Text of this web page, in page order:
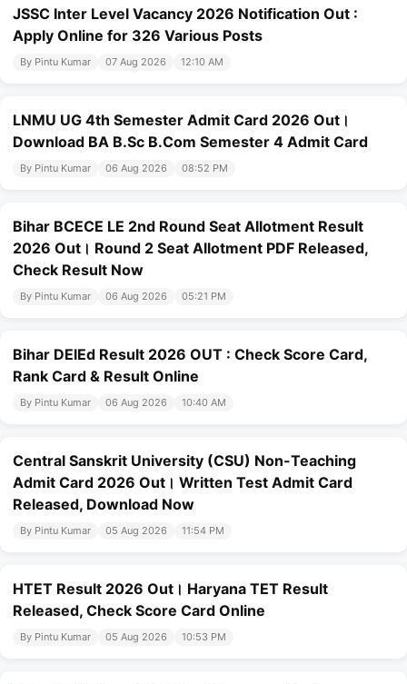
JSSC Inter Level Vacancy 2026 Notification Out :
Apply Online for 326 Various Posts
By Pintu Kumar 07 Aug 2026 12:10 AM
LNMU UG 4th Semester Admit Card 2026 Out।
Download BA B.Sc B.Com Semester 4 Admit Card
By Pintu Kumar 06 Aug 2026 08:52 PM
Bihar BCECE LE 2nd Round Seat Allotment Result
2026 Out। Round 2 Seat Allotment PDF Released,
Check Result Now
By Pintu Kumar 06 Aug 2026 05:21 PM
Bihar DElEd Result 2026 OUT : Check Score Card,
Rank Card & Result Online
By Pintu Kumar 06 Aug 2026 10:40 AM
Central Sanskrit University (CSU) Non-Teaching
Admit Card 2026 Out। Written Test Admit Card
Released, Download Now
By Pintu Kumar 05 Aug 2026 11:54 PM
HTET Result 2026 Out। Haryana TET Result
Released, Check Score Card Online
By Pintu Kumar 05 Aug 2026 10:53 PM